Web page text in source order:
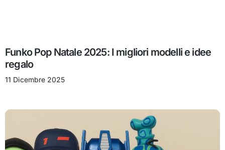
Funko Pop Natale 2025: I migliori modelli e idee
regalo
11 Dicembre 2025